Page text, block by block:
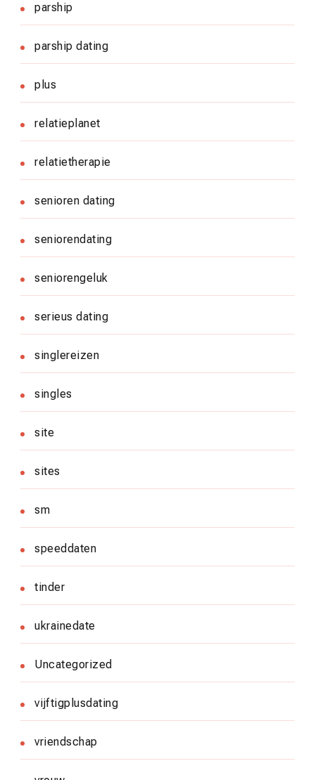
parship
parship dating
plus
relatieplanet
relatietherapie
senioren dating
seniorendating
seniorengeluk
serieus dating
singlereizen
singles
site
sites
sm
speeddaten
tinder
ukrainedate
Uncategorized
vijftigplusdating
vriendschap